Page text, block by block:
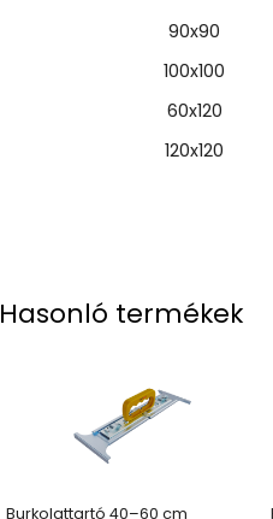
90x90
100x100
60x120
120x120
Hasonló termékek
Burkolattartó 40–60 cm